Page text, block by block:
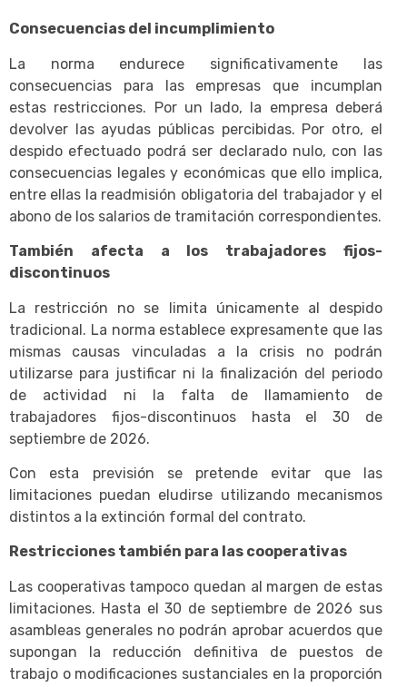
Consecuencias del incumplimiento
La norma endurece significativamente las
consecuencias para las empresas que incumplan
estas restricciones. Por un lado, la empresa deberá
devolver las ayudas públicas percibidas. Por otro, el
despido efectuado podrá ser declarado nulo, con las
consecuencias legales y económicas que ello implica,
entre ellas la readmisión obligatoria del trabajador y el
abono de los salarios de tramitación correspondientes.
También afecta a los trabajadores fijos-
discontinuos
La restricción no se limita únicamente al despido
tradicional. La norma establece expresamente que las
mismas causas vinculadas a la crisis no podrán
utilizarse para justificar ni la finalización del periodo
de actividad ni la falta de llamamiento de
trabajadores fijos-discontinuos hasta el 30 de
septiembre de 2026.
Con esta previsión se pretende evitar que las
limitaciones puedan eludirse utilizando mecanismos
distintos a la extinción formal del contrato.
Restricciones también para las cooperativas
Las cooperativas tampoco quedan al margen de estas
limitaciones. Hasta el 30 de septiembre de 2026 sus
asambleas generales no podrán aprobar acuerdos que
supongan la reducción definitiva de puestos de
trabajo o modificaciones sustanciales en la proporción